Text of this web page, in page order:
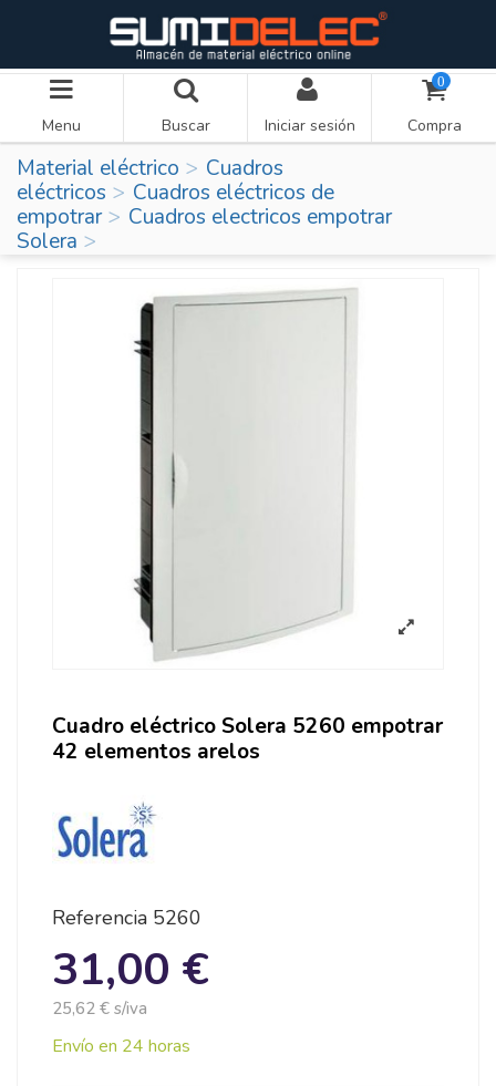
Menu Buscar Iniciar sesión
0
Compra
Material eléctrico
Cuadros
eléctricos
Cuadros eléctricos de
empotrar
Cuadros electricos empotrar
Solera
Cuadro eléctrico Solera 5260 empotrar
42 elementos arelos
Referencia 5260
31,00 €
25,62 € s/iva
Envío en 24 horas